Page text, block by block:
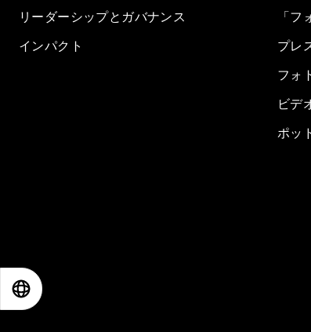
リーダーシップとガバナンス
インパクト
「フ
プレ
フォ
ビデ
ポッ